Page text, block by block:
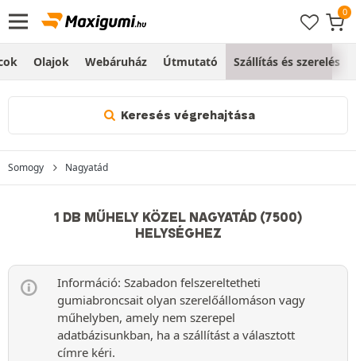
Olajok Webáruház Útmutató Szállítás és szerelés
Keresés végrehajtása
Somogy Nagyatád
1 DB MŰHELY KÖZEL NAGYATÁD (7500)
HELYSÉGHEZ
Információ: Szabadon felszereltetheti
gumiabroncsait olyan szerelőállomáson vagy
műhelyben, amely nem szerepel
adatbázisunkban, ha a szállítást a választott
címre kéri.